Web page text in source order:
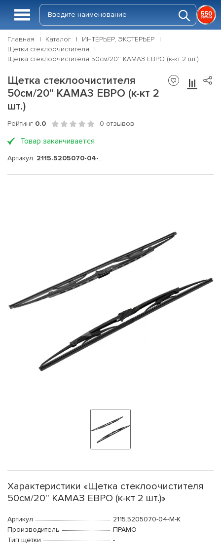
Главная Каталог
ИНТЕРЬЕР, ЭКСТЕРЬЕР
Щетки стеклоочистителя
Щетка стеклоочистителя 50см/20'' КАМАЗ ЕВРО (к-кт 2 шт.)
Щетка стеклоочистителя
50см/20'' КАМАЗ ЕВРО (к-кт 2
шт.)
Рейтинг 0.0 0 отзывов
Товар заканчивается
Артикул: 2115.5205070-04-М-К
Характеристики «Щетка стеклоочистителя
50см/20'' КАМАЗ ЕВРО (к-кт 2 шт.)»
Артикул
2115.5205070-04-М-К
Производитель
ПРАМО
Тип щетки
-